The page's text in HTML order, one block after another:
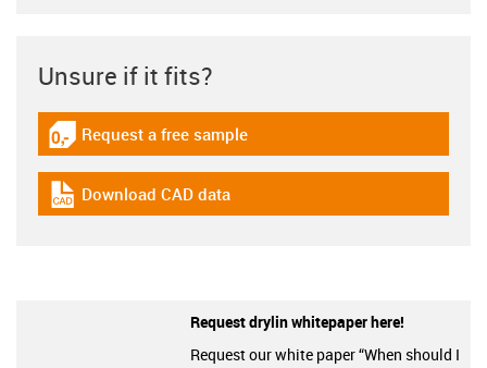
Unsure if it fits?
igus-icon-gratismuster
Request a free sample
igus-icon-cad-dateien
Download CAD data
Request drylin whitepaper here!
Request our white paper “When should I